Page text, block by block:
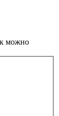
можно